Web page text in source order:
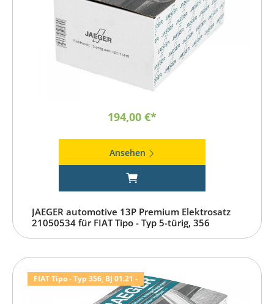
194,00 €*
Ansehen
JAEGER automotive 13P Premium Elektrosatz
21050534 für FIAT Tipo - Typ 5-türig, 356
FIAT Tipo - Typ 356, BJ 01.21 -